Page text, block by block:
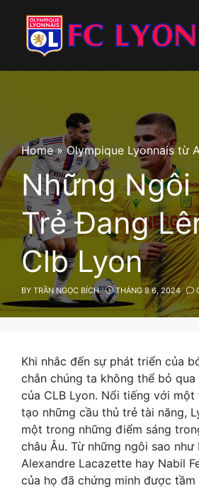
content
Home »Olympique Lyonnais từ
Những Ngôi
Trẻ Đang
Clb Lyon
BY TRẦN NGỌC BÍCH THÁNG 8 6, 2024
Khi nhắc đến sự phát triển của
chắn chúng ta không thể bỏ
của CLB Lyon. Nổi tiếng với
tạo những cầu thủ trẻ tài năng,
một trong những điểm sáng
châu Âu. Từ những ngôi sao như
Alexandre Lacazette hay Nabil
của họ đã chứng minh được